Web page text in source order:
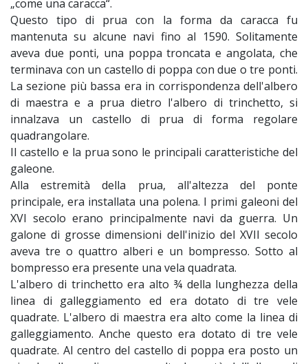
„come una caracca“.
Questo tipo di prua con la forma da caracca fu
mantenuta su alcune navi fino al 1590. Solitamente
aveva due ponti, una poppa troncata e angolata, che
terminava con un castello di poppa con due o tre ponti.
La sezione più bassa era in corrispondenza dell'albero
di maestra e a prua dietro l'albero di trinchetto, si
innalzava un castello di prua di forma regolare
quadrangolare.
Il castello e la prua sono le principali caratteristiche del
galeone.
Alla estremità della prua, all'altezza del ponte
principale, era installata una polena. I primi galeoni del
XVI secolo erano principalmente navi da guerra. Un
galone di grosse dimensioni dell'inizio del XVII secolo
aveva tre o quattro alberi e un bompresso. Sotto al
bompresso era presente una vela quadrata.
L'albero di trinchetto era alto ¾ della lunghezza della
linea di galleggiamento ed era dotato di tre vele
quadrate. L'albero di maestra era alto come la linea di
galleggiamento. Anche questo era dotato di tre vele
quadrate. Al centro del castello di poppa era posto un